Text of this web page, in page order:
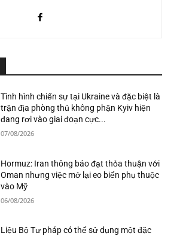
Tình hình chiến sự tại Ukraine và đặc biệt là
trận địa phòng thủ không phận Kyiv hiện
đang rơi vào giai đoạn cực...
07/08/2026
Hormuz: Iran thông báo đạt thỏa thuận với
Oman nhưng việc mở lại eo biển phụ thuộc
vào Mỹ
06/08/2026
Liệu Bộ Tư pháp có thể sử dụng một đặc